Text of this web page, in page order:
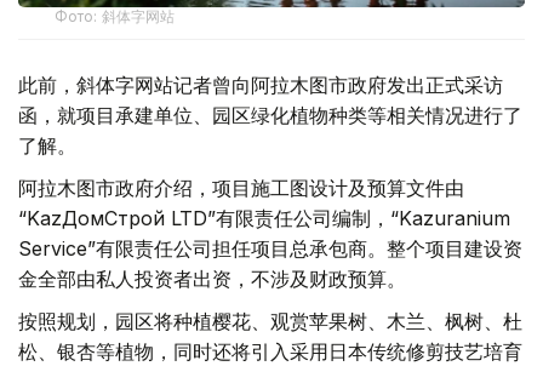
Фото: 斜体字网站
此前，斜体字网站记者曾向阿拉木图市政府发出正式采访
函，就项目承建单位、园区绿化植物种类等相关情况进行了
了解。
阿拉木图市政府介绍，项目施工图设计及预算文件由
“KazДомСтрой LTD”有限责任公司编制，“Kazuranium
Service”有限责任公司担任项目总承包商。整个项目建设资
金全部由私人投资者出资，不涉及财政预算。
按照规划，园区将种植樱花、观赏苹果树、木兰、枫树、杜
松、银杏等植物，同时还将引入采用日本传统修剪技艺培育